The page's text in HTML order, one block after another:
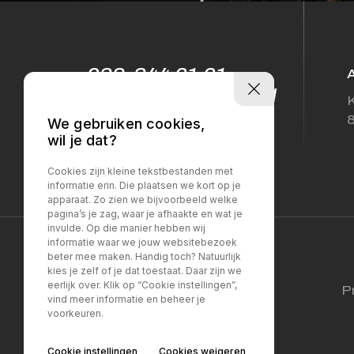
038-344 61 61
info@sellesautos.nl
We gebruiken cookies,
wil je dat?
Cookies zijn kleine tekstbestanden met
informatie erin. Die plaatsen we kort op je
apparaat. Zo zien we bijvoorbeeld welke
pagina’s je zag, waar je afhaakte en wat je
invulde. Op die manier hebben wij
informatie waar we jouw websitebezoek
beter mee maken. Handig toch? Natuurlijk
kies je zelf of je dat toestaat. Daar zijn we
eerlijk over. Klik op “Cookie instellingen”,
vind meer informatie en beheer je
voorkeuren.
Cookie instellingen Cookies weigeren